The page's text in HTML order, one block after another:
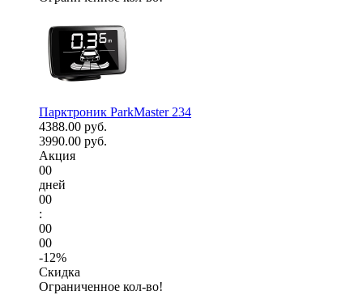
Парктроник ParkMaster 234
4388.00 руб.
3990.00 руб.
Акция
00
дней
00
:
00
00
-12%
Скидка
Ограниченное кол-во!